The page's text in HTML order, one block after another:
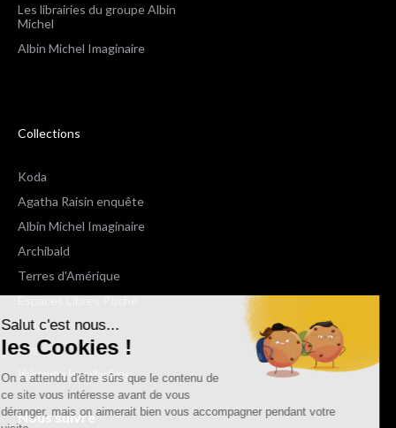
Salut c'est nous...
les Cookies !
On a attendu d'être sûrs que le contenu de
ce site vous intéresse avant de vous
déranger, mais on aimerait bien vous accompagner pendant votre
Les librairies du groupe Albin
Michel
Albin Michel Imaginaire
Collections
Koda
Agatha Raisin enquête
Albin Michel Imaginaire
Archibald
Terres d'Amérique
Espaces Libres Poche
NOX
Wiz
Voir toutes les collections
Nous suivre